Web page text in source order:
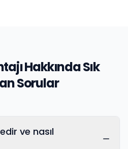
Hakkında Sık
Sorular
ve nasıl